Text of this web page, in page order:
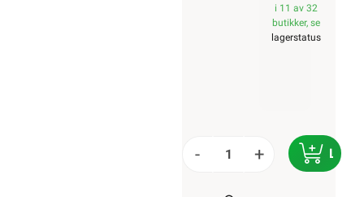
i 11 av 32
butikker, se
lagerstatus
- +